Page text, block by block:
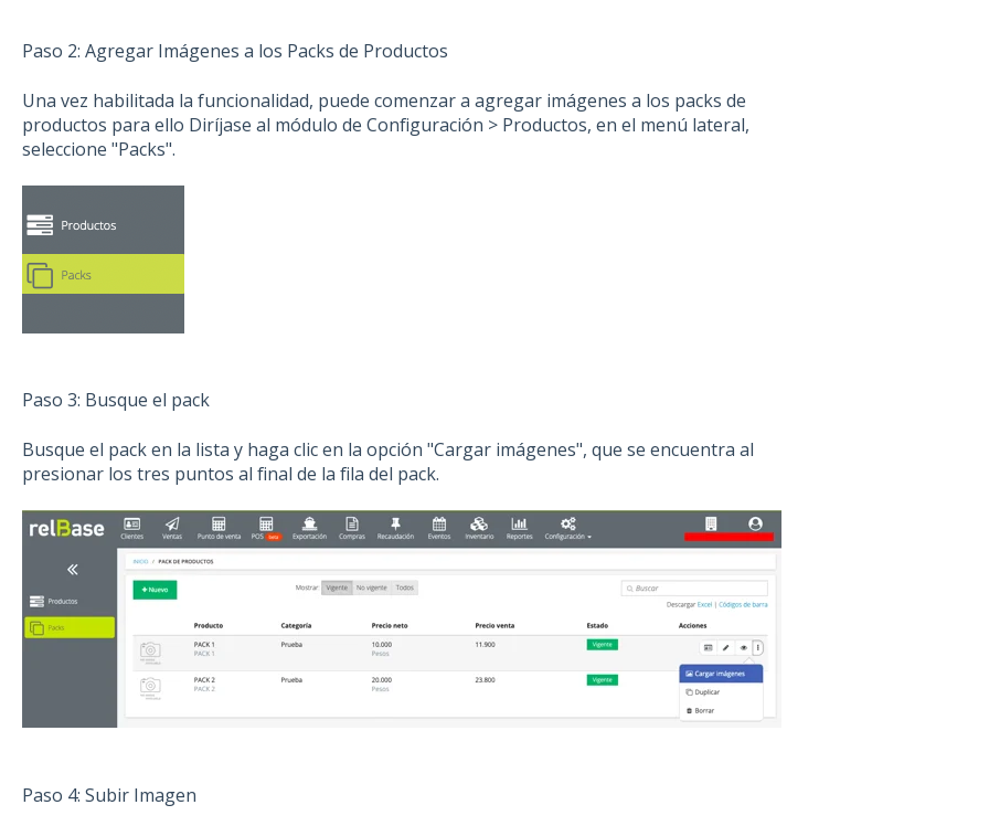
Paso 2: Agregar Imágenes a los Packs de Productos
Una vez habilitada la funcionalidad, puede comenzar a agregar imágenes a los packs de
productos para ello Diríjase al módulo de Configuración > Productos, en el menú lateral,
seleccione "Packs".
Paso 3: Busque el pack
Busque el pack en la lista y haga clic en la opción "Cargar imágenes", que se encuentra al
presionar los tres puntos al final de la fila del pack.
Paso 4: Subir Imagen